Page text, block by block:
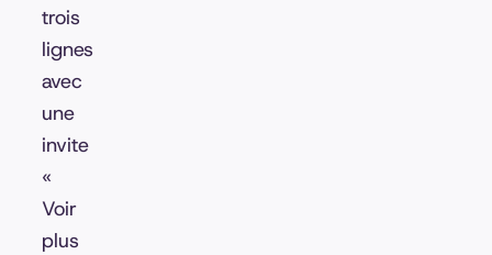
trois
lignes
avec
une
invite
«
Voir
plus